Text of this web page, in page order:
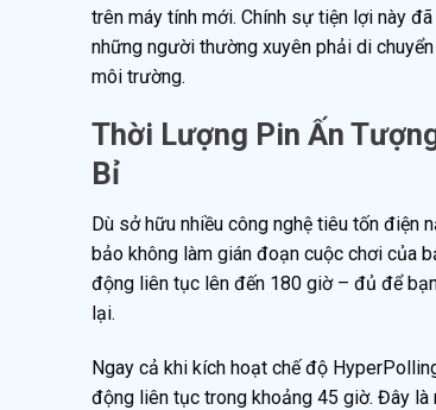
trên máy tính mới. Chính sự tiện lợi này
những người thường xuyên phải di
môi trường.
Thời Lượng Pin Ấn
Bỉ
Dù sở hữu nhiều công nghệ tiêu tốn điện
bảo không làm gián đoạn cuộc chơi của
động liên tục lên đến 180 giờ – đủ để
lại.
Ngay cả khi kích hoạt chế độ
động liên tục trong khoảng 45 giờ. Đây